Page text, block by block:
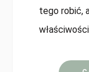
tego robić,